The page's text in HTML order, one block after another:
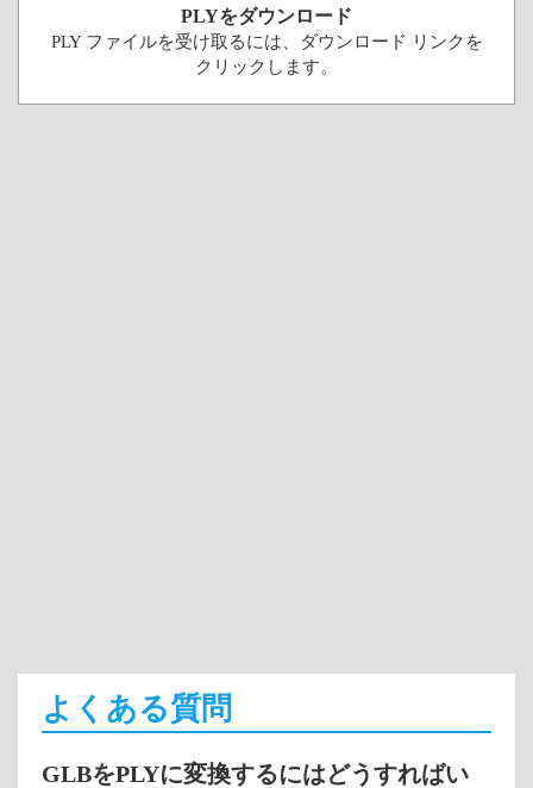
PLYをダウンロード
PLY ファイルを受け取るには、ダウンロード リンクを
クリックします。
よくある質問
GLBをPLYに変換するにはどうすればい